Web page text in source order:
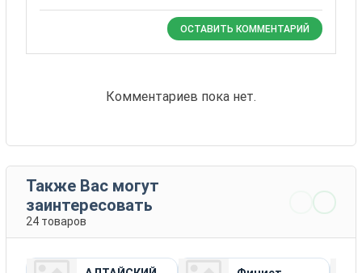
ОСТАВИТЬ КОММЕНТАРИЙ
Комментариев пока нет.
Также Вас могут
заинтересовать
24 товаров